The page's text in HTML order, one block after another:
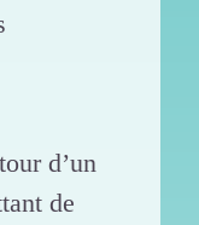
d’un
de